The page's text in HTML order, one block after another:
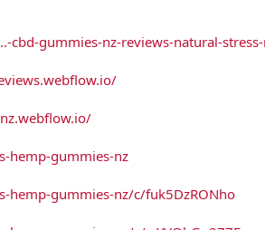
gummies-nz-reviews-natural-
hemp-gummies-nz
gummies-nz/c/fuk5DzRONho